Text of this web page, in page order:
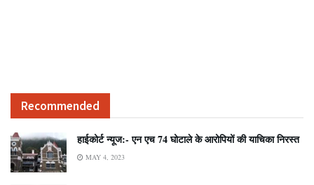
Recommended
हाईकोर्ट न्यूज:- एन एच 74 घोटाले के आरोपियों की याचिका निरस्त
MAY 4, 2023